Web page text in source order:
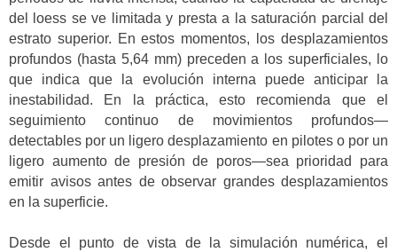
del loess se ve limitada y presta a la saturación parcial del
estrato superior. En estos momentos, los desplazamientos
profundos (hasta 5,64 mm) preceden a los superficiales, lo
que indica que la evolución interna puede anticipar la
inestabilidad. En la práctica, esto recomienda que el
seguimiento continuo de movimientos profundos—
detectables por un ligero desplazamiento en pilotes o por un
ligero aumento de presión de poros—sea prioridad para
emitir avisos antes de observar grandes desplazamientos
en la superficie.
Desde el punto de vista de la simulación numérica, el